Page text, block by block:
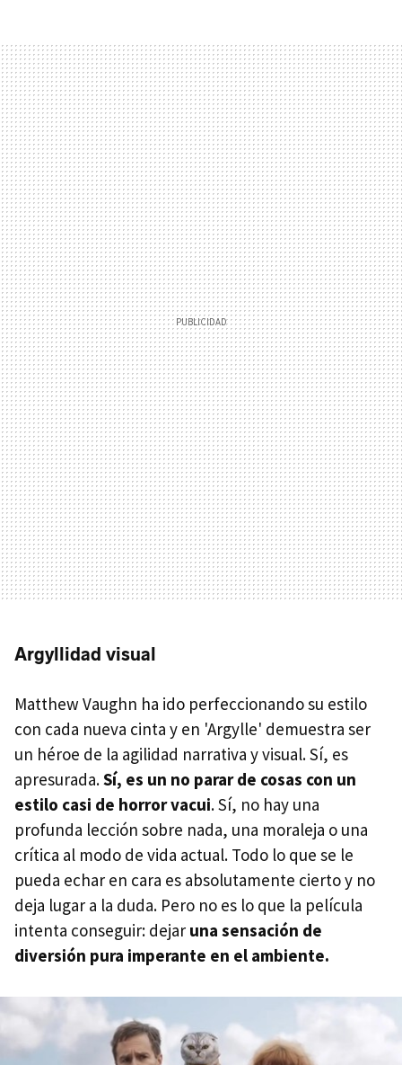
Argyllidad visual
Matthew Vaughn ha ido perfeccionando su estilo
con cada nueva cinta y en 'Argylle' demuestra ser
un héroe de la agilidad narrativa y visual. Sí, es
apresurada.Sí, es un no parar de cosas con un
estilo casi de horror vacui. Sí, no hay una
profunda lección sobre nada, una moraleja o una
crítica al modo de vida actual. Todo lo que se le
pueda echar en cara es absolutamente cierto y no
deja lugar a la duda. Pero no es lo que la película
intenta conseguir: dejar una sensación de
diversión pura imperante en el ambiente.